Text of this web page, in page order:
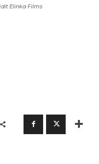
Elinka Films